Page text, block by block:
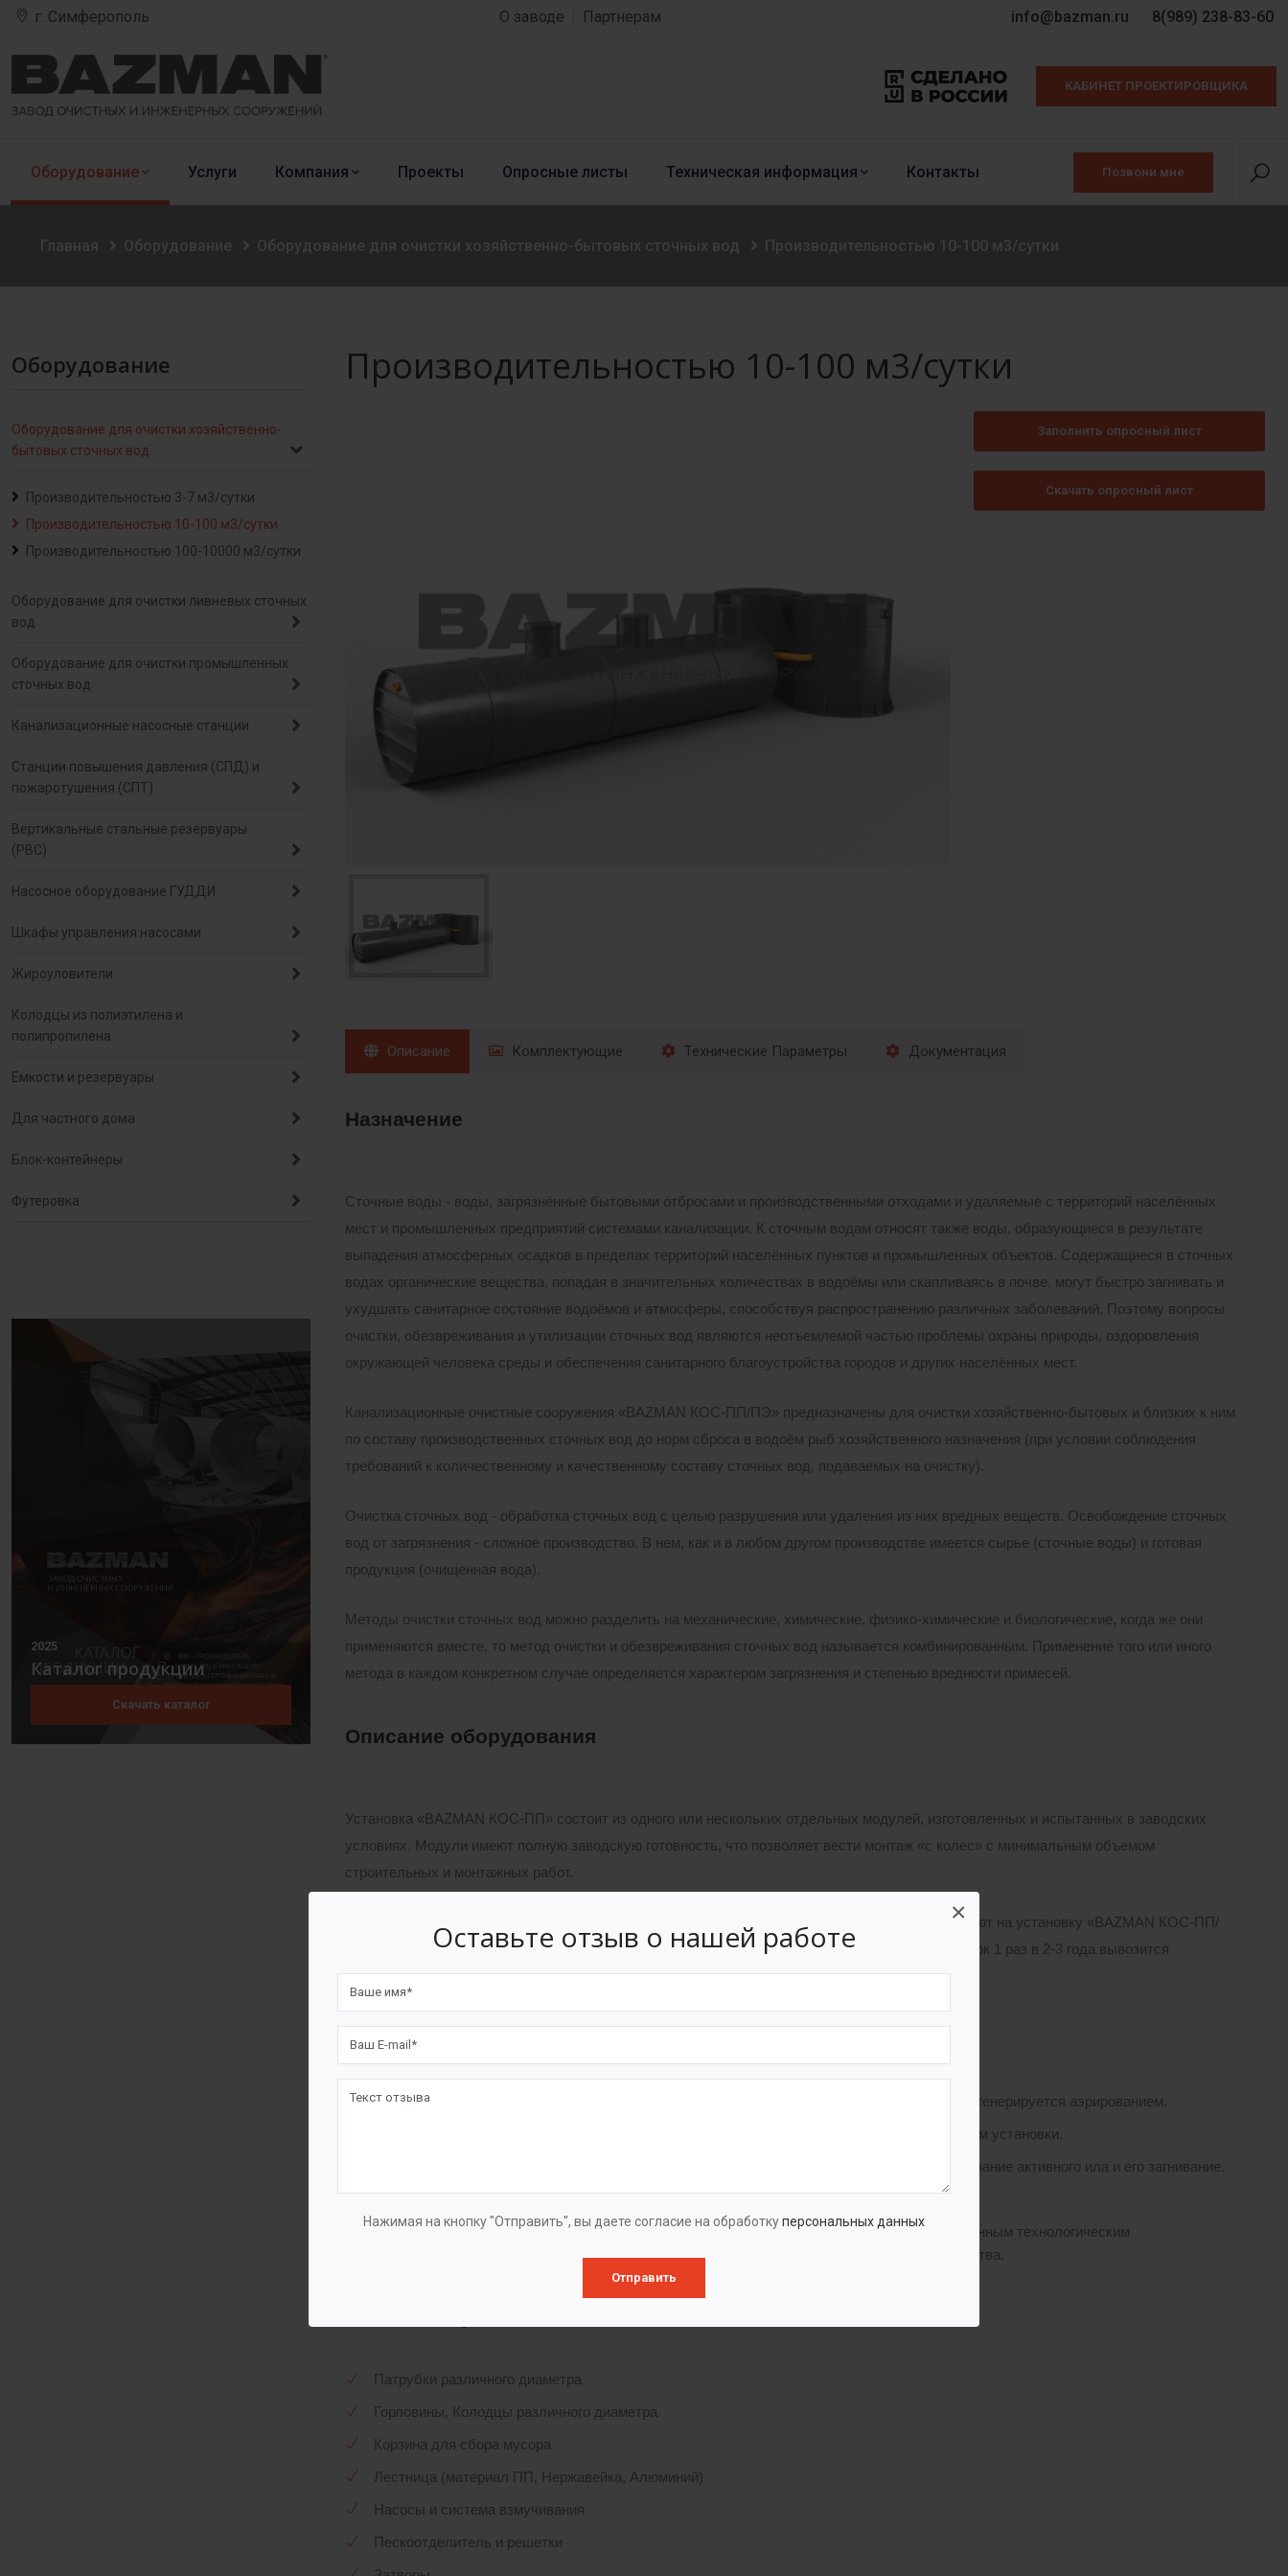
Оставьте отзыв о нашей работе
Нажимая на кнопку "Отправить", вы даете согласие на обработкуперсональных данных
Отправить
×
г. Симферополь О заводе Партнерам info@bazman.ru 8(989) 238-83-60
КАБИНЕТ ПРОЕКТИРОВЩИКА
Оборудование Услуги Компания Проекты Опросные листы Техническая информация Контакты Позвони мне
Главная Оборудование Оборудование для очистки хозяйственно-бытовых сточных вод Производительностью 10-100 м3/сутки
Оборудование
Оборудование для очистки хозяйственно-
бытовых сточных вод
Производительностью 3-7 м3/сутки
Производительностью 10-100 м3/сутки
Производительностью 100-10000 м3/сутки
Оборудование для очистки ливневых сточных
вод
Оборудование для очистки промышленных
сточных вод
Канализационные насосные станции
Станции повышения давления (СПД) и
пожаротушения (СПТ)
Вертикальные стальные резервуары
(РВС)
Насосное оборудование ГУДДИ
Шкафы управления насосами
Жироуловители
Колодцы из полиэтилена и
полипропилена
Емкости и резервуары
Для частного дома
Блок-контейнеры
Футеровка
2025
Каталог продукции
Скачать каталог
Производительностью 10-100 м3/сутки
Заполнить опросный лист
Скачать опросный лист
Описание Комплектующие Технические Параметры Документация
Назначение
Сточные воды - воды, загрязнённые бытовыми отбросами и производственными отходами и удаляемые с территорий населённых
мест и промышленных предприятий системами канализации. К сточным водам относят также воды, образующиеся в результате
выпадения атмосферных осадков в пределах территорий населённых пунктов и промышленных объектов. Содержащиеся в сточных
водах органические вещества, попадая в значительных количествах в водоёмы или скапливаясь в почве, могут быстро загнивать и
ухудшать санитарное состояние водоёмов и атмосферы, способствуя распространению различных заболеваний. Поэтому вопросы
очистки, обезвреживания и утилизации сточных вод являются неотъемлемой частью проблемы охраны природы, оздоровления
окружающей человека среды и обеспечения санитарного благоустройства городов и других населённых мест.
Канализационные очистные сооружения «BAZMAN КОС-ПП/ПЭ» предназначены для очистки хозяйственно-бытовых и близких к ним
по составу производственных сточных вод до норм сброса в водоём рыб хозяйственного назначения (при условии соблюдения
требований к количественному и качественному составу сточных вод, подаваемых на очистку).
Очистка сточных вод - обработка сточных вод с целью разрушения или удаления из них вредных веществ. Освобождение сточных
вод от загрязнения - сложное производство. В нем, как и в любом другом производстве имеется сырье (сточные воды) и готовая
продукция (очищенная вода).
Методы очистки сточных вод можно разделить на механические, химические, физико-химические и биологические, когда же они
применяются вместе, то метод очистки и обезвреживания сточных вод называется комбинированным. Применение того или иного
метода в каждом конкретном случае определяется характером загрязнения и степенью вредности примесей.
Описание оборудования
Установка «BAZMAN КОС-ПП» состоит из одного или нескольких отдельных модулей, изготовленных и испытанных в заводских
условиях. Модули имеют полную заводскую готовность, что позволяет вести монтаж «с колес» с минимальным объемом
строительных и монтажных работ.
Сточные воды по самотечному коллектору или от канализационной насосной станции поступают на установку «BAZMAN КОС-ПП/
ПЭ» и после очистки сбрасываются по самотечному коллектору. Анаэробно сброженный осадок 1 раз в 2-3 года вывозится
спецтранспортом в места согласованные с органами экологического контроля.
Установка «BAZMAN КОС-ПП» имеет следующие технологические особенности:
Загрузка денитрификатора и аэротенка легкодоступна для визуального осмотра и легко регенерируется аэрированием.
Совмещение аэротенка и илоотделителя в одном блоке позволяет уменьшить общий объем установки.
Конструктивные особенности тонкослойного илоотделителя позволяют исключить скапливание активного ила и его загнивание.
Установка поставляется в виде одного или нескольких отдельных модулей со смонтированным технологическим
оборудованием, что позволяет в короткий срок произвести их монтаж на месте строительства.
Патрубки различного диаметра
Горловины, Колодцы различного диаметра
Корзина для сбора мусора
Лестница (материал ПП, Нержавейка, Алюминий)
Насосы и система взмучивания
Пескоотделитель и решетки